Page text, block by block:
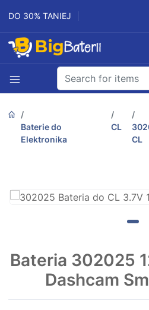
DO 30% TANIEJ
Baterie do
Elektronika
CL
CL
Bateria 302025
Dashcam